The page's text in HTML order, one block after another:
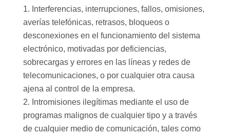
Interferencias, interrupciones, fallos, omisiones,
averías telefónicas, retrasos, bloqueos o
desconexiones en el funcionamiento del sistema
electrónico, motivadas por deficiencias,
sobrecargas y errores en las líneas y redes de
telecomunicaciones, o por cualquier otra causa
ajena al control de la empresa.
Intromisiones ilegítimas mediante el uso de
programas malignos de cualquier tipo y a través
de cualquier medio de comunicación, tales como